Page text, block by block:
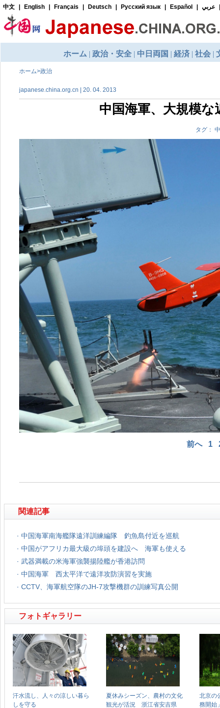
ホーム>政治
japanese.china.org.cn | 20. 04. 2013
中国海軍、大規模な
タグ：
前へ 1
関連記事
· 中国海軍南海艦隊遠洋訓練編隊 釣魚島付近を巡航
· 中国がアフリカ最大級の埠頭を建設へ 海軍も使える
· 武器満載の米海軍強襲揚陸艦が香港訪問
· 中国海軍 西太平洋で遠洋攻防演習を実施
· CCTV、海軍航空隊のJH-7攻撃機群の訓練写真公開